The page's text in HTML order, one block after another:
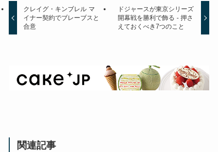
クレイグ・キンブレル マ
イナー契約でブレーブスと
合意
ドジャースが東京シリーズ
開幕戦を勝利で飾る - 押さ
えておくべき7つのこと
関連記事